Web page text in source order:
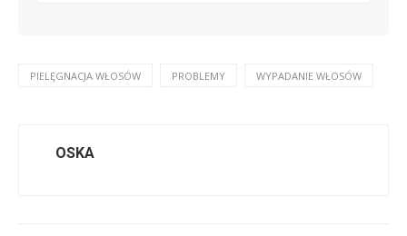
PIELĘGNACJA WŁOSÓW PROBLEMY WYPADANIE WŁOSÓW
OSKA